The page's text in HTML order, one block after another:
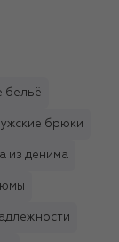
бельё
брюки
из денима